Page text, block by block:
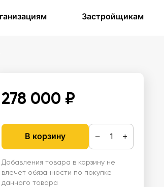
Застройщикам
278 000 ₽
В корзину − +
Добавления товара в корзину не
влечет обязанности по покупке
данного товара